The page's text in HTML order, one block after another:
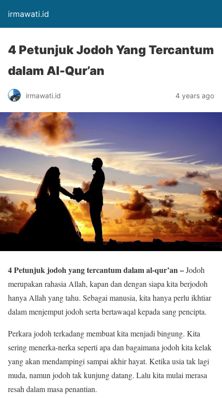
irmawati.id
4 Petunjuk Jodoh Yang Tercantum
dalam Al-Qur’an
irmawati.id 4 years ago
4 Petunjuk jodoh yang tercantum dalam al-qur’an –Jodoh
merupakan rahasia Allah, kapan dan dengan siapa kita berjodoh
hanya Allah yang tahu. Sebagai manusia, kita hanya perlu ikhtiar
dalam menjemput jodoh serta bertawaqal kepada sang pencipta.
Perkara jodoh terkadang membuat kita menjadi bingung. Kita
sering menerka-nerka seperti apa dan bagaimana jodoh kita kelak
yang akan mendampingi sampai akhir hayat. Ketika usia tak lagi
muda, namun jodoh tak kunjung datang. Lalu kita mulai merasa
resah dalam masa penantian.